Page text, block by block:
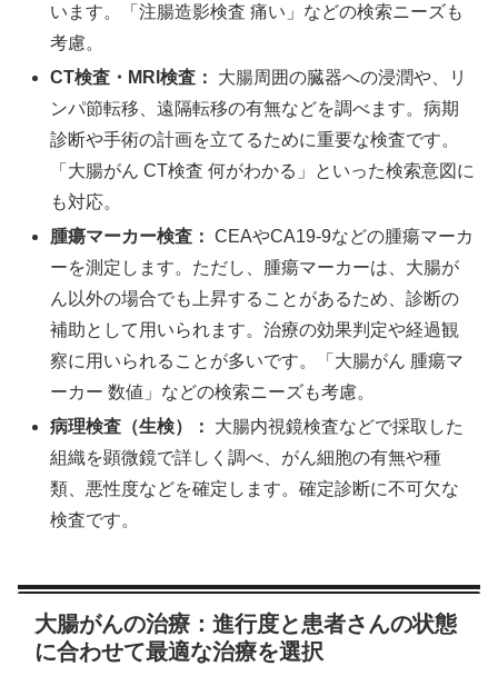
います。「注腸造影検査 痛い」などの検索ニーズも
考慮。
CT検査・MRI検査：
大腸周囲の臓器への浸潤や、リ
ンパ節転移、遠隔転移の有無などを調べます。病期
診断や手術の計画を立てるために重要な検査です。
「大腸がん CT検査 何がわかる」といった検索意図に
も対応。
腫瘍マーカー検査： CEAやCA19-9などの腫瘍マーカ
ーを測定します。ただし、腫瘍マーカーは、大腸が
ん以外の場合でも上昇することがあるため、診断の
補助として用いられます。治療の効果判定や経過観
察に用いられることが多いです。「大腸がん 腫瘍マ
ーカー 数値」などの検索ニーズも考慮。
病理検査（生検）：
大腸内視鏡検査などで採取した
組織を顕微鏡で詳しく調べ、がん細胞の有無や種
類、悪性度などを確定します。確定診断に不可欠な
検査です。
大腸がんの治療：進行度と患者さんの状態
に合わせて最適な治療を選択